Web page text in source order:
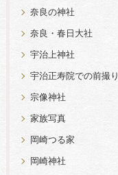
奈良の神社
奈良・春日大社
宇治上神社
宇治正寿院での前撮り
宗像神社
家族写真
岡崎つる家
岡崎神社